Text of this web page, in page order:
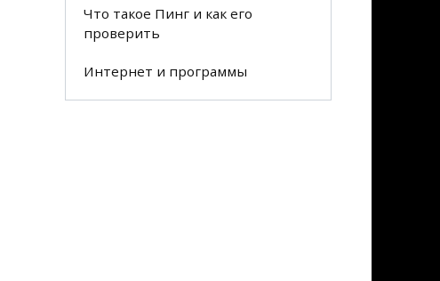
Что такое Пинг и как его
проверить
Интернет и программы